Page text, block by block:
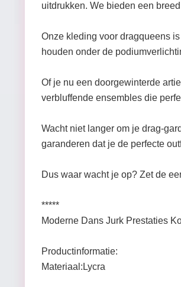
uitdrukken. We bieden een
Onze kleding voor dragqueens
houden onder de
Of je nu een doorgewinterde
verbluffende ensembles die
Wacht niet langer om je drag-
garanderen dat je de perfecte
Dus waar wacht je op? Zet de
*****
Moderne Dans Jurk Prestaties
Productinformatie:
Materiaal:Lycra